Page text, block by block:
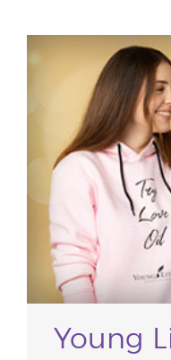
Young